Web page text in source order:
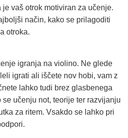
vaš otrok motiviran za učenje.
način, kako se prilagoditi
otroka.
igranja na violino. Ne glede
igrati ali iščete nov hobi, vam z
lahko tudi brez glasbenega
učenju not, teorije ter razvijanju
za ritem. Vsakdo se lahko pri